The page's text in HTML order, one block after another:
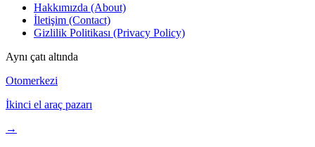
Hakkımızda (About)
İletişim (Contact)
Gizlilik Politikası (Privacy Policy)
Aynı çatı altında
Otomerkezi
İkinci el araç pazarı
→